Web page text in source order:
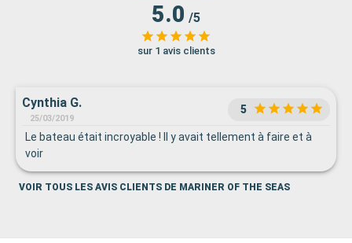
5.0 /5
sur 1 avis clients
Cynthia G.
25/03/2019
5
Le bateau était incroyable ! Il y avait tellement à faire et à
voir
VOIR TOUS LES AVIS CLIENTS DE MARINER OF THE SEAS